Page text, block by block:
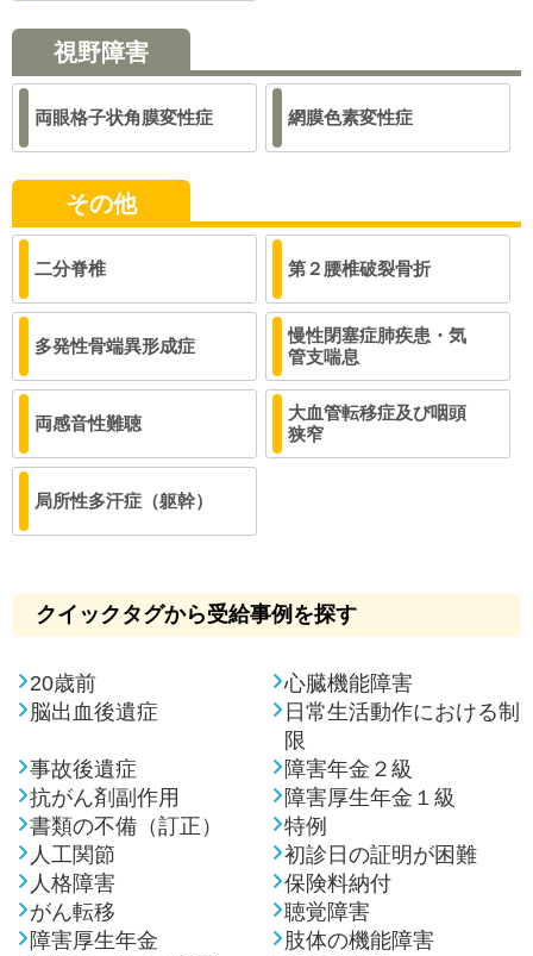
視野障害
両眼格子状角膜変性症 網膜色素変性症
その他
二分脊椎 第２腰椎破裂骨折
多発性骨端異形成症
慢性閉塞症肺疾患・気
管支喘息
両感音性難聴
大血管転移症及び咽頭
狭窄
局所性多汗症（躯幹）
クイックタグから受給事例を探す
20歳前
心臓機能障害
脳出血後遺症
日常生活動作における制
限
事故後遺症
障害年金２級
抗がん剤副作用
障害厚生年金１級
書類の不備（訂正）
特例
人工関節
初診日の証明が困難
人格障害
保険料納付
がん転移
聴覚障害
障害厚生年金
肢体の機能障害